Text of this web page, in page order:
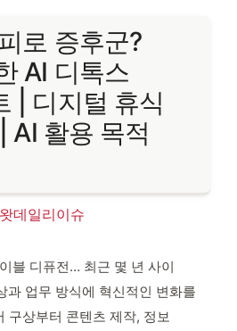
로 증후군?
AI 디톡스
| 디지털 휴식
AI 활용 목적
왓데일리이슈
블 디퓨전… 최근 몇 년 사이
과 업무 방식에 혁신적인 변화를
구상부터 콘텐츠 제작, 정보